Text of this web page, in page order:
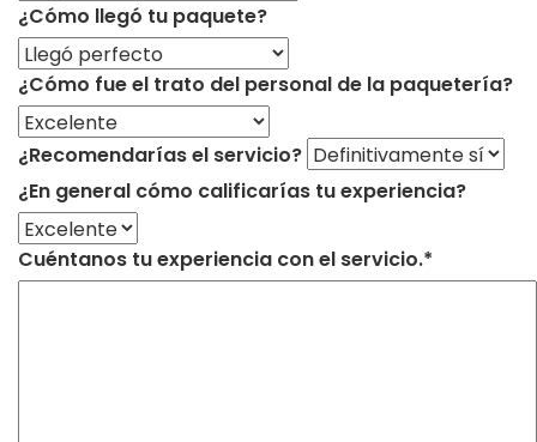
¿Cómo llegó tu paquete?
¿Cómo fue el trato del personal de la paquetería?
¿Recomendarías el servicio?
¿En general cómo calificarías tu experiencia?
Cuéntanos tu experiencia con el servicio.*